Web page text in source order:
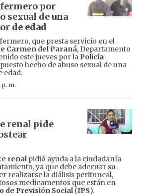
por
sexual de una
de edad
que presta servicio en el
Carmen del Paraná, Departamento
este jueves por la Policía
hecho de abuso sexual de una
edad.
m.
renal pide
renalpidió ayuda a la ciudadanía
ya que debe adecuar su
realizarse la diálisis peritoneal,
medicamentos que están en
de Previsión Social(IPS).